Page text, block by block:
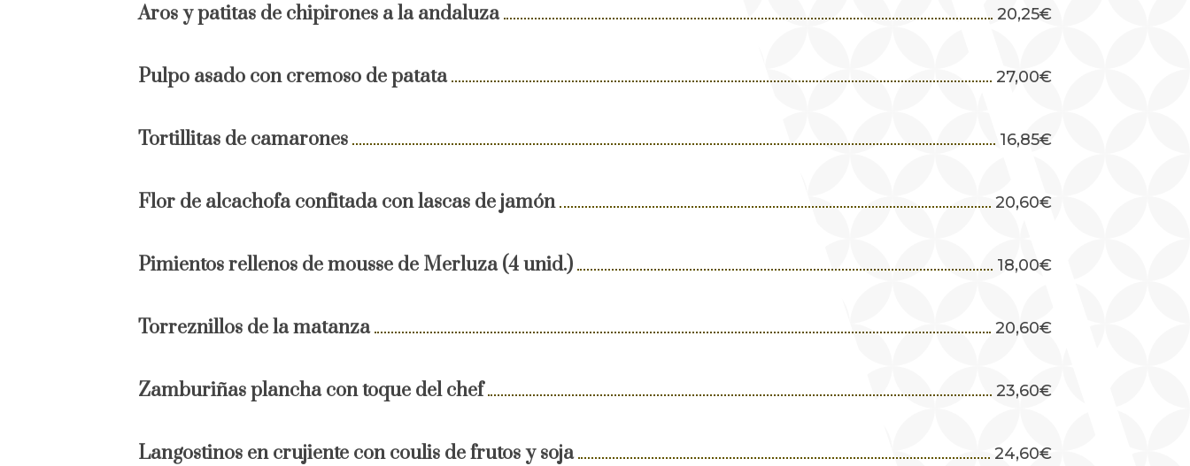
Aros y patitas de chipirones a la andaluza 20,25€
Pulpo asado con cremoso de patata 27,00€
Tortillitas de camarones 16,85€
Flor de alcachofa confitada con lascas de jamón 20,60€
Pimientos rellenos de mousse de Merluza (4 unid.) 18,00€
Torreznillos de la matanza 20,60€
Zamburiñas plancha con toque del chef 23,60€
Langostinos en crujiente con coulis de frutos y soja 24,60€